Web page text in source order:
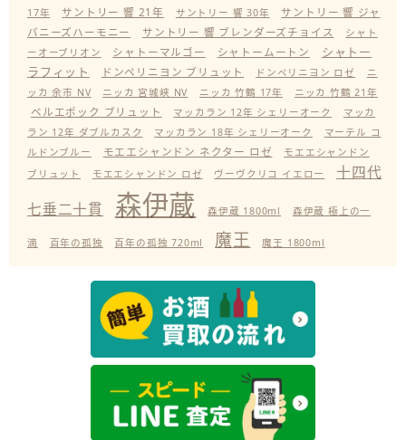
17年 サントリー 響 21年 サントリー 響 30年
サントリー 響 ジャ
パニーズハーモニー
サントリー 響 ブレンダーズチョイス
シャト
ーオーブリオン
シャトーマルゴー シャトームートン
シャトー
ラフィット
ドンペリニヨン ブリュット ドンペリニヨン ロゼ
ニ
ッカ 余市 NV
ニッカ 宮城峡 NV ニッカ 竹鶴 17年 ニッカ 竹鶴 21年
ベルエポック ブリュット マッカラン 12年 シェリーオーク
マッカ
ラン 12年 ダブルカスク
マッカラン 18年 シェリーオーク
マーテル コ
ルドンブルー
モエエシャンドン ネクター ロゼ
モエエシャンドン
ブリュット
モエエシャンドン ロゼ ヴーヴクリコ イエロー
十四代
七垂二十貫
森伊蔵 森伊蔵 1800ml 森伊蔵 極上の一
滴 百年の孤独 百年の孤独 720ml 魔王 魔王 1800ml